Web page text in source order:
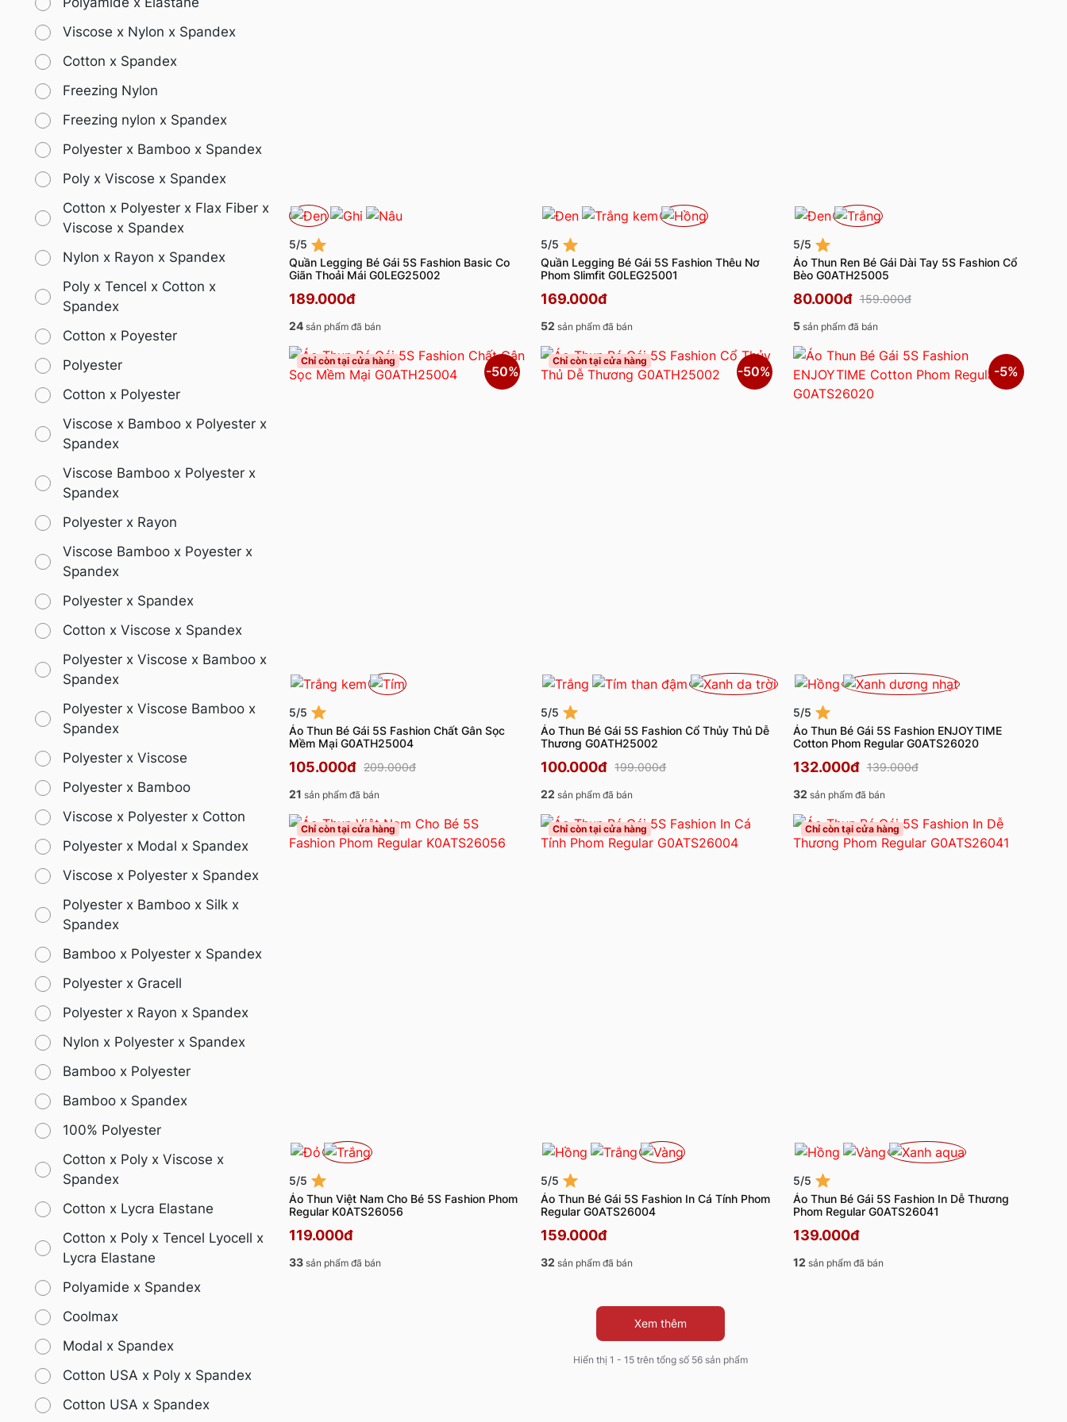
Viscose x Nylon x Spandex
Cotton x Spandex
Freezing Nylon
Freezing nylon x Spandex
Polyester x Bamboo x Spandex
Poly x Viscose x Spandex
Cotton x Polyester x Flax Fiber x
Viscose x Spandex
Nylon x Rayon x Spandex
Poly x Tencel x Cotton x
Spandex
Cotton x Poyester
Polyester
Cotton x Polyester
Viscose x Bamboo x Polyester x
Spandex
Viscose Bamboo x Polyester x
Spandex
Polyester x Rayon
Viscose Bamboo x Poyester x
Spandex
Polyester x Spandex
Cotton x Viscose x Spandex
Polyester x Viscose x Bamboo x
Spandex
Polyester x Viscose Bamboo x
Spandex
Polyester x Viscose
Polyester x Bamboo
Viscose x Polyester x Cotton
Polyester x Modal x Spandex
Viscose x Polyester x Spandex
Polyester x Bamboo x Silk x
Spandex
Bamboo x Polyester x Spandex
Polyester x Gracell
Polyester x Rayon x Spandex
Nylon x Polyester x Spandex
Bamboo x Polyester
Bamboo x Spandex
100% Polyester
Cotton x Poly x Viscose x
Spandex
Cotton x Lycra Elastane
Cotton x Poly x Tencel Lyocell x
Lycra Elastane
Polyamide x Spandex
Coolmax
Modal x Spandex
Cotton USA x Poly x Spandex
Cotton USA x Spandex
5/5
Quần Legging Bé Gái 5S Fashion Basic Co
Giãn Thoải Mái G0LEG25002
189.000đ
24 sản phẩm đã bán
5/5
Quần Legging Bé Gái 5S Fashion Thêu Nơ
Phom Slimfit G0LEG25001
169.000đ
52 sản phẩm đã bán
5/5
Áo Thun Ren Bé Gái Dài Tay 5S Fashion Cổ
Bèo G0ATH25005
80.000đ 159.000đ
5sản phẩm đã bán
Chỉ còn tại cửa hàng
-50%
5/5
Áo Thun Bé Gái 5S Fashion Chất Gân Sọc
Mềm Mại G0ATH25004
105.000đ 209.000đ
21 sản phẩm đã bán
Chỉ còn tại cửa hàng
-50%
5/5
Áo Thun Bé Gái 5S Fashion Cổ Thủy Thủ Dễ
Thương G0ATH25002
100.000đ 199.000đ
22 sản phẩm đã bán
-5%
5/5
Áo Thun Bé Gái 5S Fashion ENJOYTIME
Cotton Phom Regular G0ATS26020
132.000đ 139.000đ
32 sản phẩm đã bán
Chỉ còn tại cửa hàng
5/5
Áo Thun Việt Nam Cho Bé 5S Fashion Phom
Regular K0ATS26056
119.000đ
33 sản phẩm đã bán
Chỉ còn tại cửa hàng
5/5
Áo Thun Bé Gái 5S Fashion In Cá Tính Phom
Regular G0ATS26004
159.000đ
32 sản phẩm đã bán
Chỉ còn tại cửa hàng
5/5
Áo Thun Bé Gái 5S Fashion In Dễ Thương
Phom Regular G0ATS26041
139.000đ
12 sản phẩm đã bán
Xem thêm
Hiển thị 1 - 15 trên tổng số 56 sản phẩm